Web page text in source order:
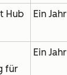
Hub
Ein Jahr
für
Ein Jahr